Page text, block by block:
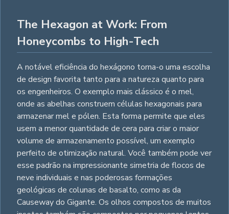
The Hexagon at Work: From
Honeycombs to High-Tech
A notável eficiência do hexágono torna-o uma escolha
de design favorita tanto para a natureza quanto para
os engenheiros. O exemplo mais clássico é o mel,
onde as abelhas construem células hexagonais para
armazenar mel e pólen. Esta forma permite que eles
usem a menor quantidade de cera para criar o maior
volume de armazenamento possível, um exemplo
perfeito de otimização natural. Você também pode ver
esse padrão na impressionante simetria de flocos de
neve individuais e nas poderosas formações
geológicas de colunas de basalto, como as da
Causeway do Gigante. Os olhos compostos de muitos